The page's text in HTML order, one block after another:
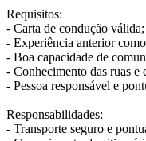
Requisitos:
- Carta de condução válida;
- Experiência anterior
- Boa capacidade de
- Conhecimento das ruas e
- Pessoa responsável e
Responsabilidades:
- Transporte seguro e